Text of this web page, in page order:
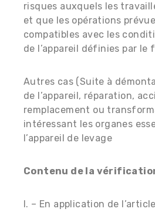
risques auxquels les
et que les opérations
compatibles avec les
de l’appareil définies par le
Autres cas (Suite à
de l’appareil, réparation,
remplacement ou
intéressant les organes
l’appareil de levage
Contenu de la
I. – En application de